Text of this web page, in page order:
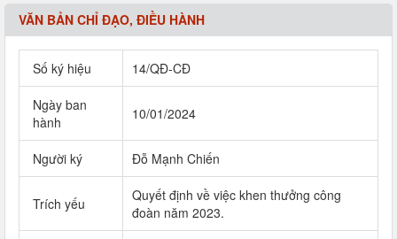
VĂN BẢN CHỈ ĐẠO, ĐIỀU HÀNH
Số ký hiệu 14/QĐ-CĐ
Ngày ban
hành
10/01/2024
Người ký Đỗ Mạnh Chiến
Trích yếu
Quyết định về việc khen thưởng công
đoàn năm 2023.